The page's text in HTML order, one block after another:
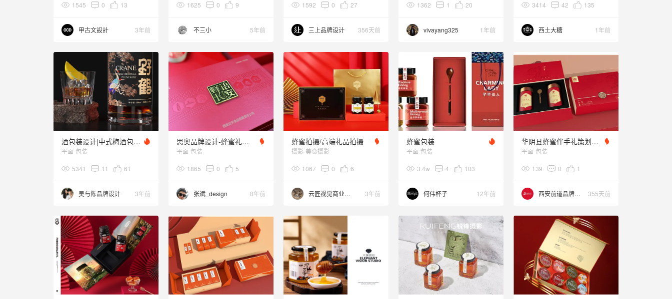
1545 0 13
甲古文設計 3年前
1625 0 9
不三小 5年前
1592 0 27
三上品牌设计 356天前
1362 1 20
vivayang325 1年前
3414 42 135
西土大糖 1年前
酒包装设计|中式梅酒包装设计
平面-包装
5341 11 61
吴与陈品牌设计 3年前
思奥品牌设计-蜂蜜礼盒全套设计
平面-包装
1865 0 5
张斌_design 8年前
蜂蜜拍摄/高端礼品拍摄
摄影-美食摄影
1067 0 6
云匠视觉商业摄影 3年前
蜂蜜包装
平面-包装
3.4w 4 103
何伟杯子 12年前
华阴县蜂蜜伴手礼策划（高端）
平面-包装
139 0 1
西安前道品牌策划 355天前